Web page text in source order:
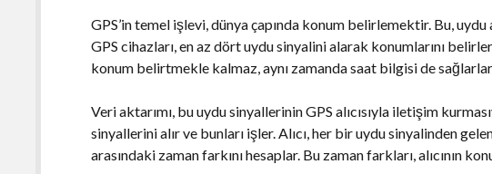
GPS’in temel işlevi, dünya çapında konum belirlemektir. Bu, uydu
GPS cihazları, en az dört uydu sinyalini alarak konumlarını
konum belirtmekle kalmaz, aynı zamanda saat bilgisi de
Veri aktarımı, bu uydu sinyallerinin GPS alıcısıyla iletişim
sinyallerini alır ve bunları işler. Alıcı, her bir uydu sinyalinden
arasındaki zaman farkını hesaplar. Bu zaman farkları, alıcının